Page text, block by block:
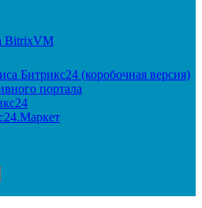
BitrixVM
Битрикс24 (коробочная версия)
портала